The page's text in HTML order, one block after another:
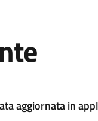
aggiornata in